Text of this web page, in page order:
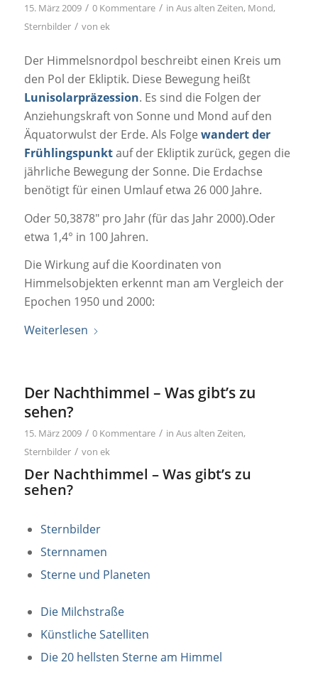
15. März 2009 / 0 Kommentare / in Aus alten Zeiten, Mond,
Sternbilder / von ek
Der Himmelsnordpol beschreibt einen Kreis um
den Pol der Ekliptik. Diese Bewegung heißt
Lunisolarpräzession. Es sind die Folgen der
Anziehungskraft von Sonne und Mond auf den
Äquatorwulst der Erde. Als Folge wandert der
Frühlingspunktauf der Ekliptik zurück, gegen die
jährliche Bewegung der Sonne. Die Erdachse
benötigt für einen Umlauf etwa 26 000 Jahre.
Oder 50,3878″ pro Jahr (für das Jahr 2000).Oder
etwa 1,4° in 100 Jahren.
Die Wirkung auf die Koordinaten von
Himmelsobjekten erkennt man am Vergleich der
Epochen 1950 und 2000:
Weiterlesen
Der Nachthimmel – Was gibt’s zu
sehen?
15. März 2009 / 0 Kommentare / in Aus alten Zeiten,
Sternbilder / von ek
Der Nachthimmel – Was gibt’s zu
sehen?
Sternbilder
Sternnamen
Sterne und Planeten
Die Milchstraße
Künstliche Satelliten
Die 20 hellsten Sterne am Himmel